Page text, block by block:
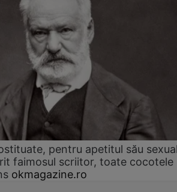
pentru apetitul său
faimosul scriitor, toate cocotele
okmagazine.ro